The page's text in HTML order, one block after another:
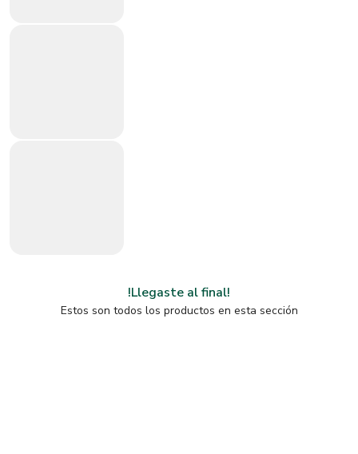
!Llegaste al final!
Estos son todos los productos en esta sección